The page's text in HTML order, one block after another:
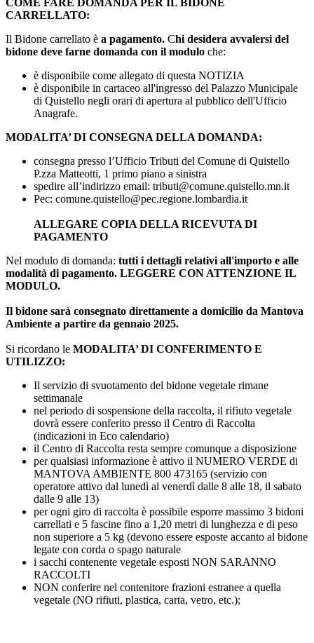
CARRELLATO:
Il Bidone carrellato è a pagamento. Chi desidera avvalersi del
bidone deve farne domanda con il modulo che:
è disponibile come allegato di questa NOTIZIA
è disponibile in cartaceo all'ingresso del Palazzo Municipale
di Quistello negli orari di apertura al pubblico dell'Ufficio
Anagrafe.
MODALITA’ DI CONSEGNA DELLA DOMANDA:
consegna presso l’Ufficio Tributi del Comune di Quistello
P.zza Matteotti, 1 primo piano a sinistra
spedire all’indirizzo email: tributi@comune.quistello.mn.it
Pec: comune.quistello@pec.regione.lombardia.it
ALLEGARE COPIA DELLA RICEVUTA DI
PAGAMENTO
Nel modulo di domanda: tutti i dettagli relativi all'importo e alle
modalità di pagamento. LEGGERE CON ATTENZIONE IL
MODULO.
Il bidone sarà consegnato direttamente a domicilio da Mantova
Ambiente a partire da gennaio 2025.
Si ricordano le MODALITA’ DI CONFERIMENTO E
UTILIZZO:
Il servizio di svuotamento del bidone vegetale rimane
settimanale
nel periodo di sospensione della raccolta, il rifiuto vegetale
dovrà essere conferito presso il Centro di Raccolta
(indicazioni in Eco calendario)
il Centro di Raccolta resta sempre comunque a disposizione
per qualsiasi informazione è attivo il NUMERO VERDE di
MANTOVA AMBIENTE 800 473165 (servizio con
operatore attivo dal lunedì al venerdì dalle 8 alle 18, il sabato
dalle 9 alle 13)
per ogni giro di raccolta è possibile esporre massimo 3 bidoni
carrellati e 5 fascine fino a 1,20 metri di lunghezza e di peso
non superiore a 5 kg (devono essere esposte accanto al bidone
legate con corda o spago naturale
i sacchi contenente vegetale esposti NON SARANNO
RACCOLTI
NON conferire nel contenitore frazioni estranee a quella
vegetale (NO rifiuti, plastica, carta, vetro, etc.);